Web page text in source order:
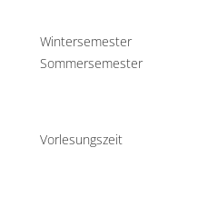
Wintersemester
Sommersemester
Vorlesungszeit